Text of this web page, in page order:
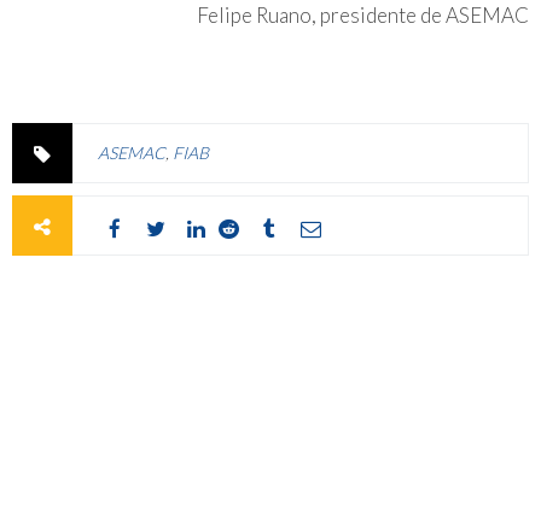
Felipe Ruano, presidente de ASEMAC
ASEMAC, FIAB